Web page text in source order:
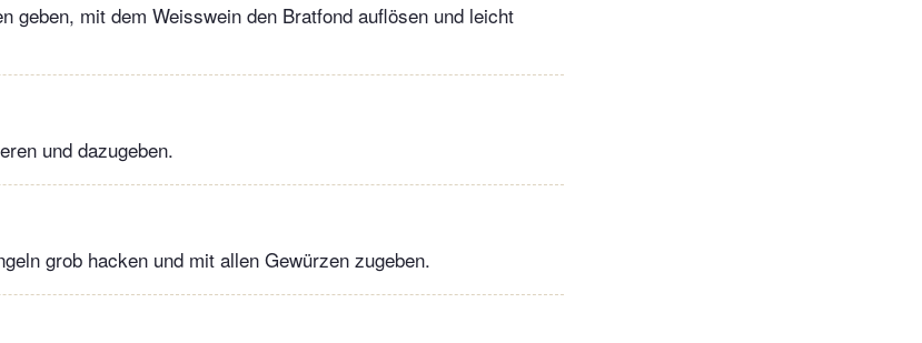
geben, mit dem Weisswein den Bratfond auflösen und leicht
und dazugeben.
grob hacken und mit allen Gewürzen zugeben.